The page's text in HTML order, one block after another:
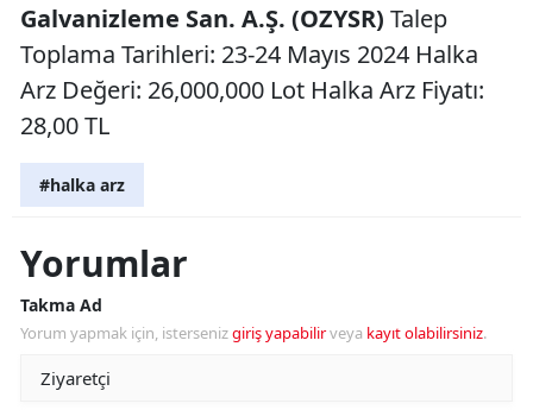
Galvanizleme San. A.Ş. (OZYSR) Talep
Toplama Tarihleri: 23-24 Mayıs 2024 Halka
Arz Değeri: 26,000,000 Lot Halka Arz Fiyatı:
28,00 TL
#halka arz
Yorumlar
Takma Ad
Yorum yapmak için, istersenizgiriş yapabilirveya kayıt olabilirsiniz.